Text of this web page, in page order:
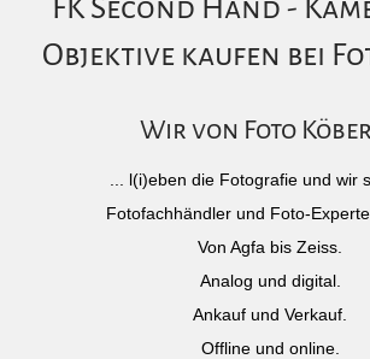
FK Second Hand -
Objektive kaufen bei
Wir von Foto
... l(i)eben die Fotografie und wir
Fotofachhändler und Foto-
Von Agfa bis Zeiss.
Analog und digital.
Ankauf und Verkauf.
Offline und online.